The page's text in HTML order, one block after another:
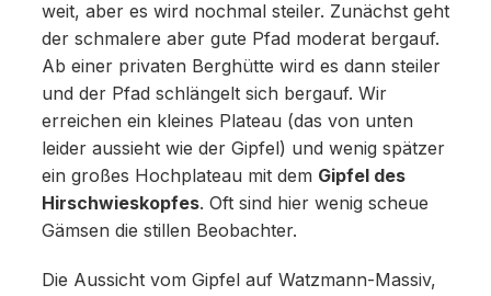
weit, aber es wird nochmal steiler. Zunächst geht
der schmalere aber gute Pfad moderat bergauf.
Ab einer privaten Berghütte wird es dann steiler
und der Pfad schlängelt sich bergauf. Wir
erreichen ein kleines Plateau (das von unten
leider aussieht wie der Gipfel) und wenig spätzer
ein großes Hochplateau mit dem Gipfel des
Hirschwieskopfes. Oft sind hier wenig scheue
Gämsen die stillen Beobachter.
Die Aussicht vom Gipfel auf Watzmann-Massiv,